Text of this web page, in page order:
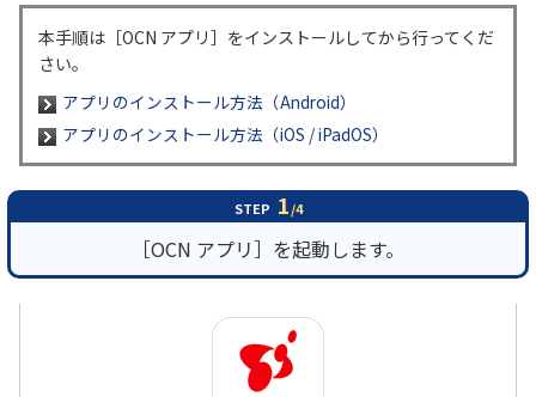
お知らせ サポートサイトの使い方
NTTドコモビジネスのお客さ
まはこちら
工事・故障情報通知
OCN サービス一覧
本手順は［OCN アプリ］をインストールしてから行ってくだ
さい。
アプリのインストール方法（Android）
アプリのインストール方法（iOS / iPadOS）
STEP 1/4
［OCN アプリ］を起動します。